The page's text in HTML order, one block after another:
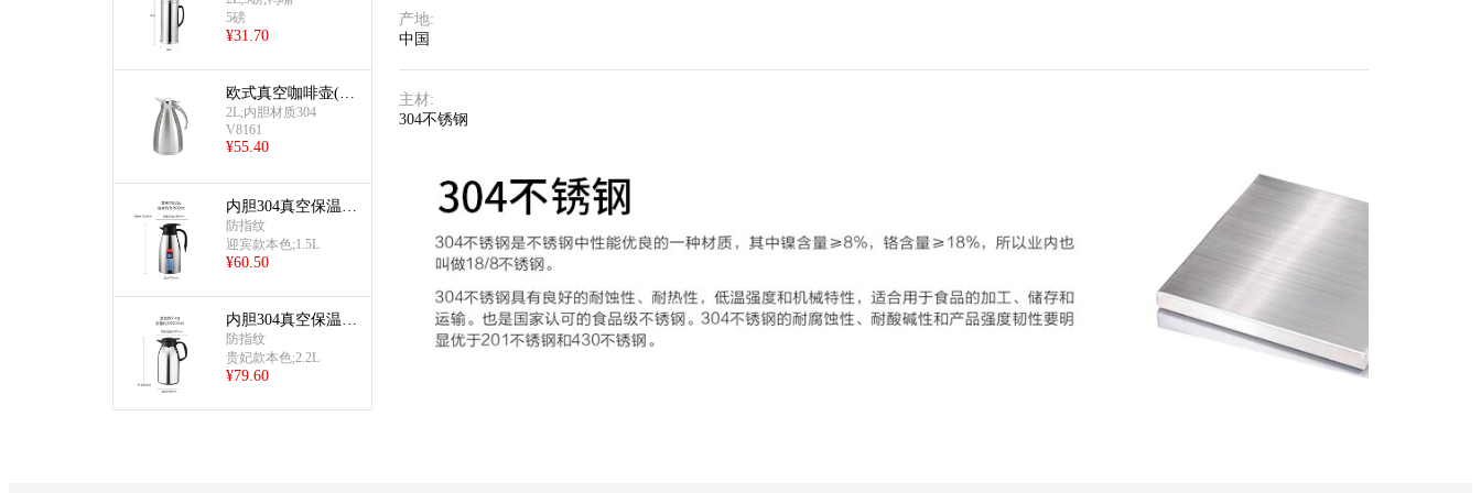
5磅
¥31.70
欧式真空咖啡壶(2.
0L-砂光304)
2L;内胆材质304
V8161
¥55.40
内胆304真空保温壶
(1.5L迎宾款本色)
防指纹
迎宾款本色;1.5L
¥60.50
内胆304真空保温壶
(2.2L贵妃款本色)
防指纹
贵妃款本色;2.2L
¥79.60
产地:
中国
主材:
304不锈钢